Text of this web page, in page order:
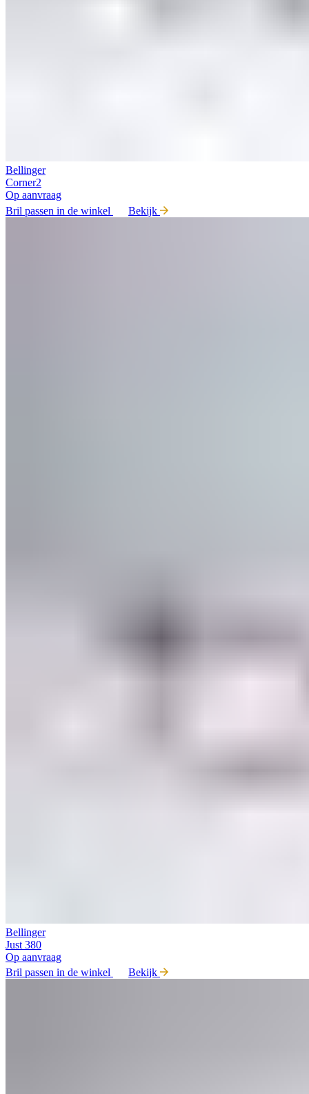
Bellinger
Corner2
Op aanvraag
Bril passen in de winkel
Bekijk
Bellinger
Just 380
Op aanvraag
Bril passen in de winkel
Bekijk